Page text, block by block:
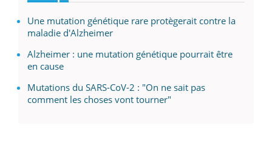
Une mutation génétique rare protègerait contre la
maladie d'Alzheimer
Alzheimer : une mutation génétique pourrait être
en cause
Mutations du SARS-CoV-2 : "On ne sait pas
comment les choses vont tourner"